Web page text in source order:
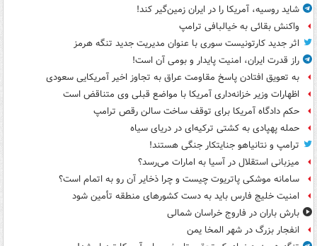
شاید روسیه، آمریکا را در ایران زمین‌گیر کند!
واکنش بقائی به خیالبافی ترامپ
اثر جدید کارتونیست سوری با عنوان مدیریت جدید تنگه هرمز
راز قدرت ایران، امنیت پایدار و بومی آن است!
به تعویق افتادن پاسخ مقاومت عراق به تجاوز اخیر آمریکایی سعودی
اظهارات وزیر خزانه‌داری آمریکا با مواضع قبلی وی متناقض است
حکم دادگاه آمریکا برای توقف ساخت سالن رقص ترامپ
حمله پهپادی به کشتی ترکیه‌ای در دریای سیاه
ترامپ و نتانیاهو جنایتکار جنگی هستند!
میزبانی استقلال در آسیا به امارات می‌رسد؟
سامانه موشکی پاتریوت چیست و چرا ذخایر آن رو به اتمام است؟
امنیت خلیج فارس باید به دست کشورهای منطقه تأمین شود
بارش باران در فاروج خراسان شمالی
انفجار بزرگ در شهر المخا یمن